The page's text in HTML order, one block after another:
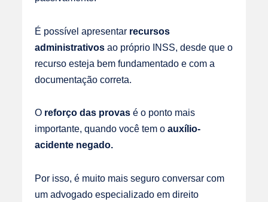
É possível apresentar recursos
administrativos ao próprio INSS, desde que o
recurso esteja bem fundamentado e com a
documentação correta.
O reforço das provas é o ponto mais
importante, quando você tem oauxílio-
acidente negado.
Por isso, é muito mais seguro conversar com
um advogado especializado em direito